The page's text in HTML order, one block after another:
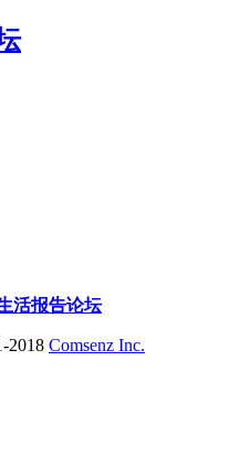
活报告论坛
2018 Comsenz Inc.